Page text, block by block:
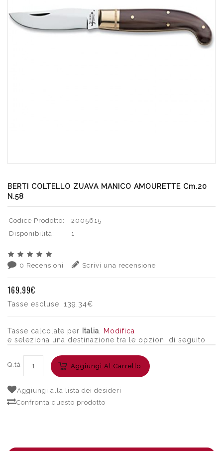
BERTI COLTELLO ZUAVA MANICO AMOURETTE Cm.20
N.58
Codice Prodotto:
2005615
Disponibilità:
1
0 Recensioni Scrivi una recensione
169.99€
Tasse escluse: 139.34€
Tasse calcolate per Italia
Modifica
e seleziona una destinazione tra le opzioni di seguito
Q.tà Aggiungi Al Carrello
Aggiungi alla lista dei desideri
Confronta questo prodotto